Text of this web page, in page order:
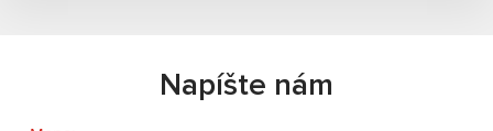
Napíšte nám